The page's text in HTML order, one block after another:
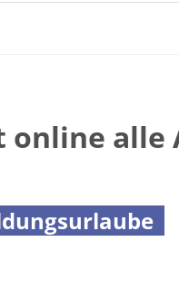
online alle